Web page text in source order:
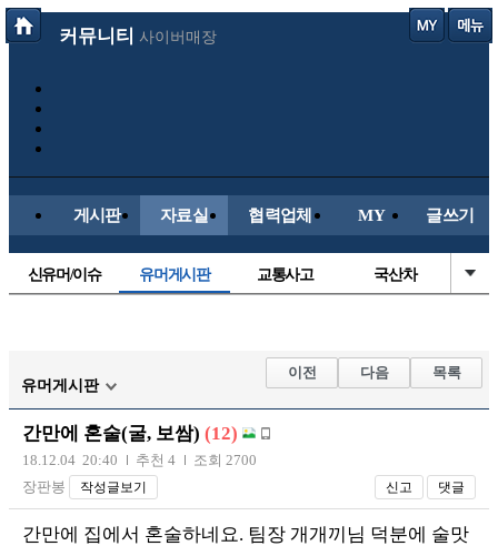
커뮤니티 사이버매장
게시판 자료실 협력업체 MY 글쓰기
신유머/이슈 유머게시판 교통사고 국산차
자유사진 군사/무기
트럭/버스
장착시공사진
유머게시판
이전 다음 목록
간만에 혼술(굴, 보쌈) (12)
18.12.04 20:40 추천 4
조회 2700
장판봉
작성글보기 신고 댓글
간만에 집에서 혼술하네요. 팀장 개개끼님 덕분에 술맛